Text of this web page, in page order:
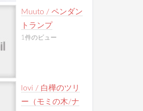
Muuto / ペンダン
トランプ
1件のビュー
lovi / 白樺のツリ
ー（モミの木/ナ